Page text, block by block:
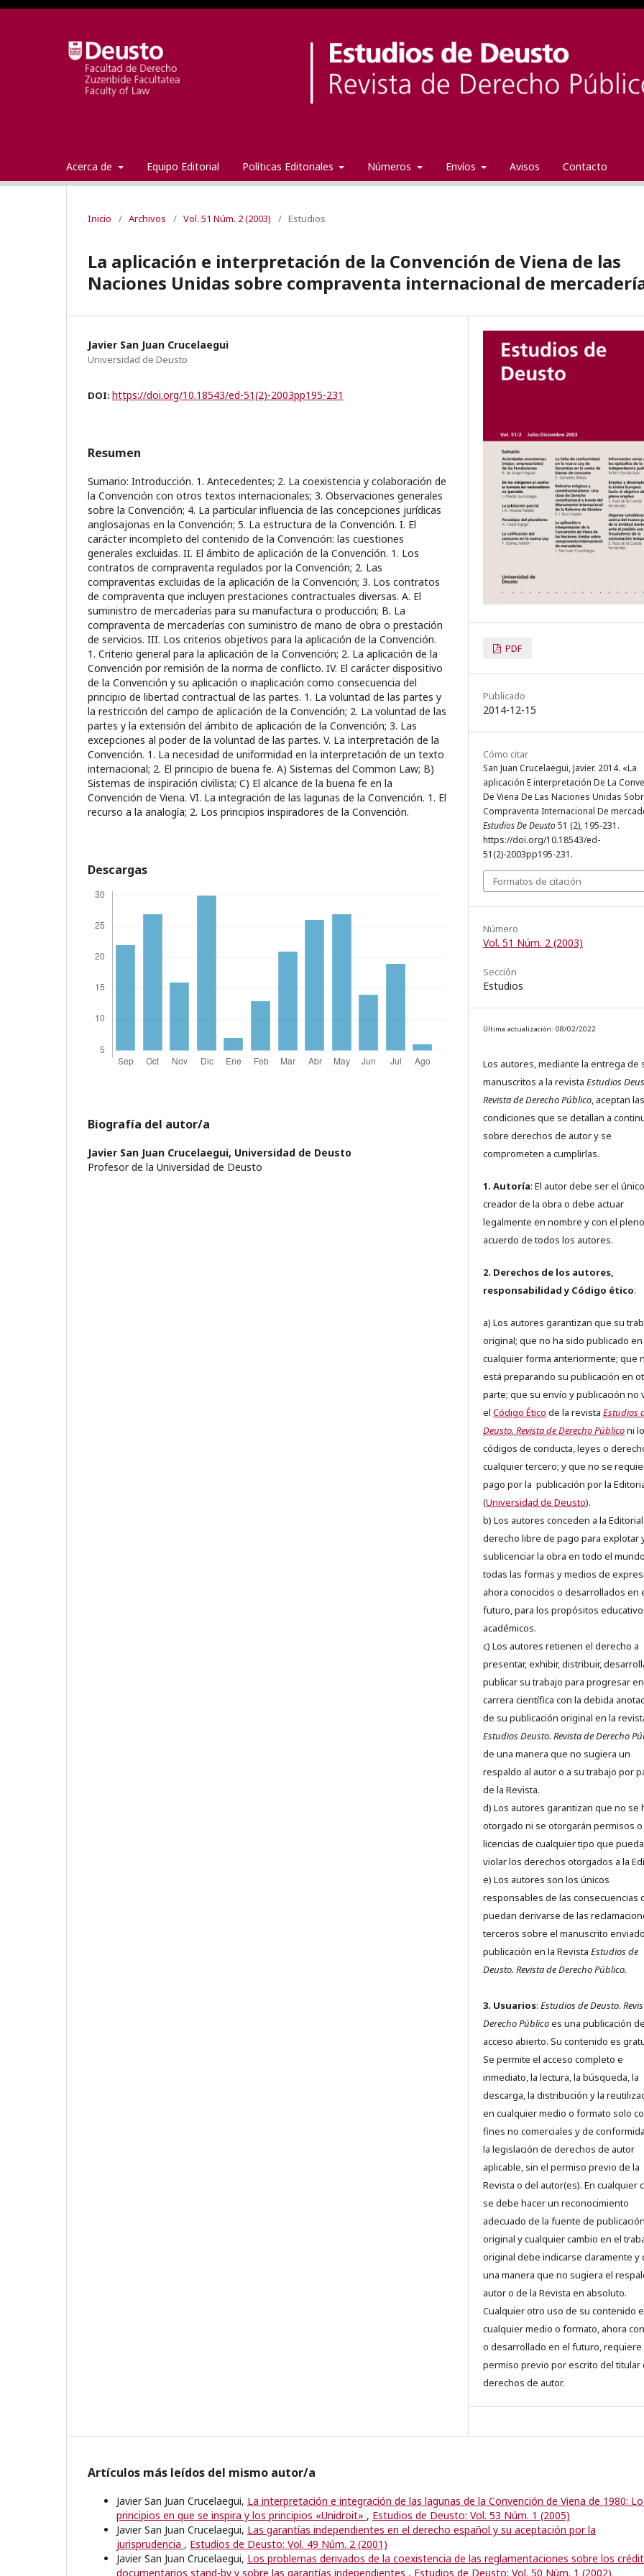
Acerca de Equipo Editorial Políticas Editoriales Números Envíos Avisos Contacto
Inicio / Archivos / Vol. 51 Núm. 2 (2003) / Estudios
La aplicación e interpretación de la Convención de Viena de las
Naciones Unidas sobre compraventa internacional de
Javier San Juan Crucelaegui
Universidad de Deusto
DOI: https://doi.org/10.18543/ed-51(2)-2003pp195-231
Resumen
Sumario: Introducción. 1. Antecedentes; 2. La coexistencia y colaboración de
la Convención con otros textos internacionales; 3. Observaciones generales
sobre la Convención; 4. La particular influencia de las concepciones jurídicas
anglosajonas en la Convención; 5. La estructura de la Convención. I. El
carácter incompleto del contenido de la Convención: las cuestiones
generales excluidas. II. El ámbito de aplicación de la Convención. 1. Los
contratos de compraventa regulados por la Convención; 2. Las
compraventas excluidas de la aplicación de la Convención; 3. Los contratos
de compraventa que incluyen prestaciones contractuales diversas. A. El
suministro de mercaderías para su manufactura o producción; B. La
compraventa de mercaderías con suministro de mano de obra o prestación
de servicios. III. Los criterios objetivos para la aplicación de la Convención.
1. Criterio general para la aplicación de la Convención; 2. La aplicación de la
Convención por remisión de la norma de conflicto. IV. El carácter dispositivo
de la Convención y su aplicación o inaplicación como consecuencia del
principio de libertad contractual de las partes. 1. La voluntad de las partes y
la restricción del campo de aplicación de la Convención; 2. La voluntad de las
partes y la extensión del ámbito de aplicación de la Convención; 3. Las
excepciones al poder de la voluntad de las partes. V. La interpretación de la
Convención. 1. La necesidad de uniformidad en la interpretación de un texto
internacional; 2. El principio de buena fe. A) Sistemas del Common Law; B)
Sistemas de inspiración civilista; C) El alcance de la buena fe en la
Convención de Viena. VI. La integración de las lagunas de la Convención. 1. El
recurso a la analogía; 2. Los principios inspiradores de la Convención.
Descargas
Biografía del autor/a
Javier San Juan Crucelaegui, Universidad de Deusto
Profesor de la Universidad de Deusto
PDF
Publicado
2014-12-15
Cómo citar
San Juan Crucelaegui, Javier. 2014. «La
aplicación E interpretación De La
De Viena De Las Naciones Unidas
Compraventa Internacional De
Estudios De Deusto51 (2), 195-231.
https://doi.org/10.18543/ed-
51(2)-2003pp195-231.
Formatos de citación
Número
Vol. 51 Núm. 2 (2003)
Sección
Estudios
Última actualización: 08/02/2022
Los autores, mediante la entrega de
manuscritos a la revista Estudios
Revista de Derecho Público, aceptan las
condiciones que se detallan a
sobre derechos de autor y se
comprometen a cumplirlas.
1. Autoría: El autor debe ser el único
creador de la obra o debe actuar
legalmente en nombre y con el pleno
acuerdo de todos los autores.
2. Derechos de los autores,
responsabilidad y Código ético:
a) Los autores garantizan que su
original; que no ha sido publicado en
cualquier forma anteriormente; que
está preparando su publicación en
parte; que su envío y publicación no
el Código Ético de la revista Estudios
Deusto. Revista de Derecho Públiconi
códigos de conducta, leyes o
cualquier tercero; y que no se
pago por la publicación por la
(Universidad de Deusto).
b) Los autores conceden a la
derecho libre de pago para explotar
sublicenciar la obra en todo el
todas las formas y medios de
ahora conocidos o desarrollados en
futuro, para los propósitos
académicos.
c) Los autores retienen el derecho a
presentar, exhibir, distribuir,
publicar su trabajo para progresar
carrera científica con la debida
de su publicación original en la
Estudios Deusto. Revista de Derecho
de una manera que no sugiera un
respaldo al autor o a su trabajo por
de la Revista.
d) Los autores garantizan que no se
otorgado ni se otorgarán permisos o
licencias de cualquier tipo que
violar los derechos otorgados a la
e) Los autores son los únicos
responsables de las consecuencias
puedan derivarse de las
terceros sobre el manuscrito
publicación en la Revista Estudios de
Deusto. Revista de Derecho Público.
3. Usuarios: Estudios de Deusto.
Derecho Públicoes una publicación de
acceso abierto. Su contenido es
Se permite el acceso completo e
inmediato, la lectura, la búsqueda, la
descarga, la distribución y la
en cualquier medio o formato solo
fines no comerciales y de
la legislación de derechos de autor
aplicable, sin el permiso previo de la
Revista o del autor(es). En cualquier
se debe hacer un reconocimiento
adecuado de la fuente de publicación
original y cualquier cambio en el
original debe indicarse claramente y
una manera que no sugiera el
autor o de la Revista en absoluto.
Cualquier otro uso de su contenido
cualquier medio o formato, ahora
o desarrollado en el futuro, requiere
permiso previo por escrito del titular
derechos de autor.
Artículos más leídos del mismo autor/a
Javier San Juan Crucelaegui, La interpretación e integración de las lagunas de la Convención de Viena de 1980:
principios en que se inspira y los principios «Unidroit» , Estudios de Deusto: Vol. 53 Núm. 1 (2005)
Javier San Juan Crucelaegui, Las garantías independientes en el derecho español y su aceptación por la
jurisprudencia , Estudios de Deusto: Vol. 49 Núm. 2 (2001)
Javier San Juan Crucelaegui, Los problemas derivados de la coexistencia de las reglamentaciones sobre los
documentarios stand-by y sobre las garantías independientes , Estudios de Deusto: Vol. 50 Núm. 1 (2002)